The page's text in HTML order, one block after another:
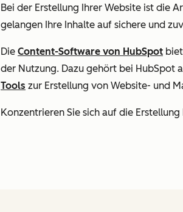
Bei der Erstellung Ihrer Website ist die
gelangen Ihre Inhalte auf sichere und
Die Content-Software von HubSpot
der Nutzung. Dazu gehört bei HubSpot
Tools zur Erstellung von Website- und
Konzentrieren Sie sich auf die